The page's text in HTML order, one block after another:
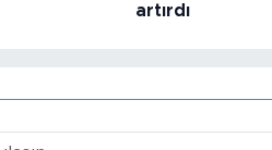
artırdı